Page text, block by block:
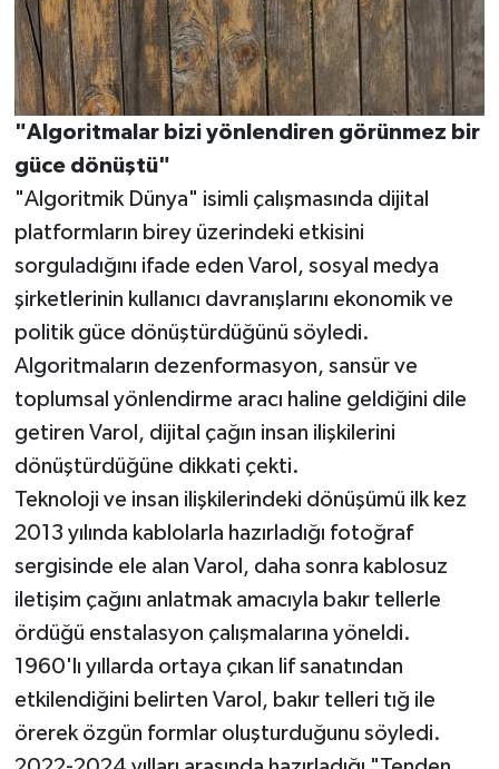
"Algoritmalar bizi yönlendiren görünmez bir
güce dönüştü"
"Algoritmik Dünya" isimli çalışmasında dijital
platformların birey üzerindeki etkisini
sorguladığını ifade eden Varol, sosyal medya
şirketlerinin kullanıcı davranışlarını ekonomik ve
politik güce dönüştürdüğünü söyledi.
Algoritmaların dezenformasyon, sansür ve
toplumsal yönlendirme aracı haline geldiğini dile
getiren Varol, dijital çağın insan ilişkilerini
dönüştürdüğüne dikkati çekti.
Teknoloji ve insan ilişkilerindeki dönüşümü ilk kez
2013 yılında kablolarla hazırladığı fotoğraf
sergisinde ele alan Varol, daha sonra kablosuz
iletişim çağını anlatmak amacıyla bakır tellerle
ördüğü enstalasyon çalışmalarına yöneldi.
1960'lı yıllarda ortaya çıkan lif sanatından
etkilendiğini belirten Varol, bakır telleri tığ ile
örerek özgün formlar oluşturduğunu söyledi.